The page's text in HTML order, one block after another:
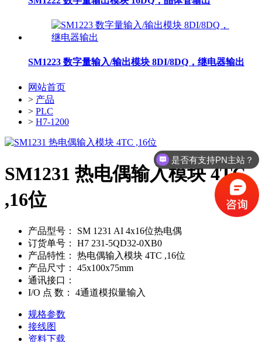
SM1223 数字量输入/输出模块 8DI/8DQ，继电器输出
网站首页
> 产品
> PLC
> H7-1200
SM1231 热电偶输入模块 4TC
,16位
产品型号：
SM 1231 AI 4x16位热电偶
订货单号：
H7 231-5QD32-0XB0
产品特性：
热电偶输入模块 4TC ,16位
产品尺寸：
45x100x75mm
通讯接口：
I/O 点 数：
4通道模拟量输入
规格参数
接线图
资料下载
是否有支持PN主站？